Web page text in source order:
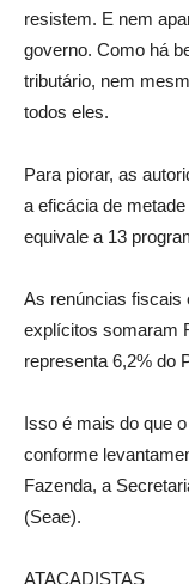
resistem. E nem
governo. Como há
tributário, nem
todos eles.
Para piorar, as
a eficácia de
equivale a 13
As renúncias fiscais
explícitos somaram
representa 6,2% do
Isso é mais do que
conforme
Fazenda, a
(Seae).
ATACADISTAS